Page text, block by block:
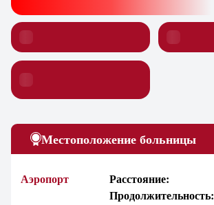
Местоположение больницы
Аэропорт
Расстояние:
Продолжительность: